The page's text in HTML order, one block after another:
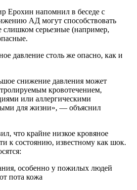
Ерохин напомнил в беседе с
АД могут способствовать
серьезные (например,
давление столь же опасно, как и
кровотечением,
или аллергическими
для жизни», — объяснил
что крайне низкое кровяное
к состоянию, известному как шок.
особенно у пожилых людей
пота кожа